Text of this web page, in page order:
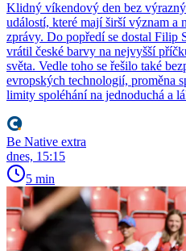
Klidný víkendový den bez
událostí, které mají širší význam a
zprávy. Do popředí se dostal Filip
vrátil české barvy na nejvyšší
světa. Vedle toho se řešilo také
evropských technologií, proměna
limity spoléhání na jednoduchá a
Be Native extra
dnes, 15:15
5 min